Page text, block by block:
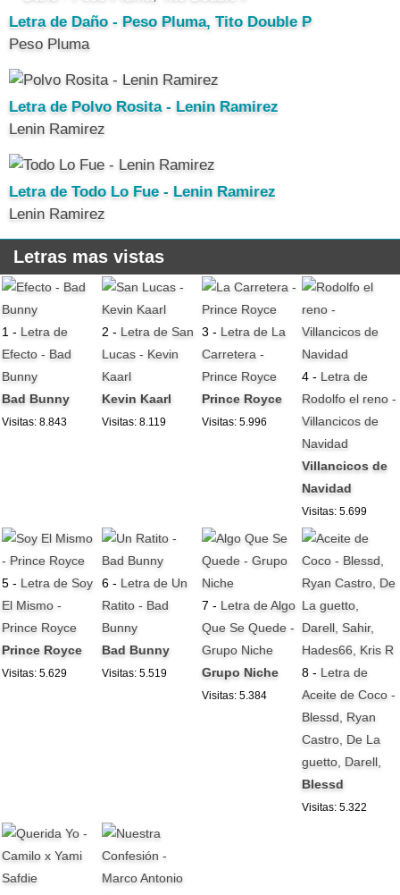
Letra de Daño - Peso Pluma, Tito Double P
Peso Pluma
Letra de Polvo Rosita - Lenin Ramirez
Lenin Ramirez
Letra de Todo Lo Fue - Lenin Ramirez
Lenin Ramirez
Letras mas vistas
1 - Letra de
Efecto - Bad
Bunny
Bad Bunny
Visitas: 8.843
2 - Letra de San
Lucas - Kevin
Kaarl
Kevin Kaarl
Visitas: 8.119
3 - Letra de La
Carretera -
Prince Royce
Prince Royce
Visitas: 5.996
4 - Letra de
Rodolfo el reno -
Villancicos de
Navidad
Villancicos de
Navidad
Visitas: 5.699
5 - Letra de Soy
El Mismo -
Prince Royce
Prince Royce
Visitas: 5.629
6 - Letra de Un
Ratito - Bad
Bunny
Bad Bunny
Visitas: 5.519
7 - Letra de Algo
Que Se Quede -
Grupo Niche
Grupo Niche
Visitas: 5.384
8 - Letra de
Aceite de Coco -
Blessd, Ryan
Castro, De La
guetto, Darell,
Blessd
Visitas: 5.322